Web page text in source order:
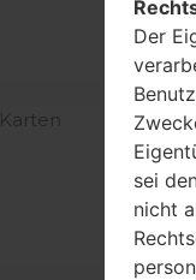
Der
sei
nicht